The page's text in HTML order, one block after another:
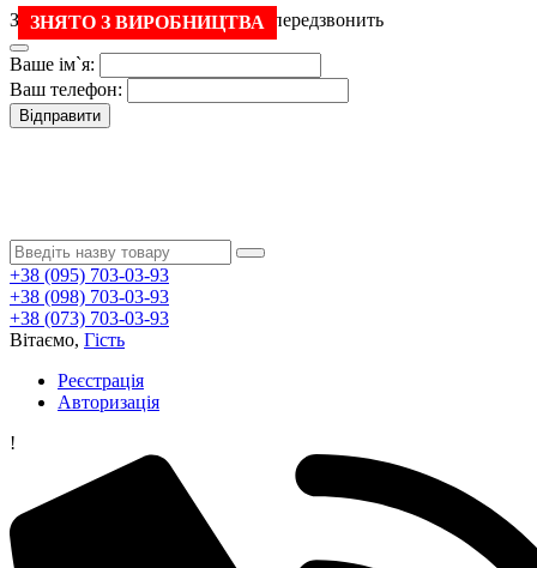
Залиште свій номер і менеджер передзвонить
Ваше ім`я:
Ваш телефон:
Відправити
+38 (095) 703-03-93
+38 (098) 703-03-93
+38 (073) 703-03-93
Вітаємо, Гість
Реєстрація
Авторизація
!
ЗНЯТО З ВИРОБНИЦТВА